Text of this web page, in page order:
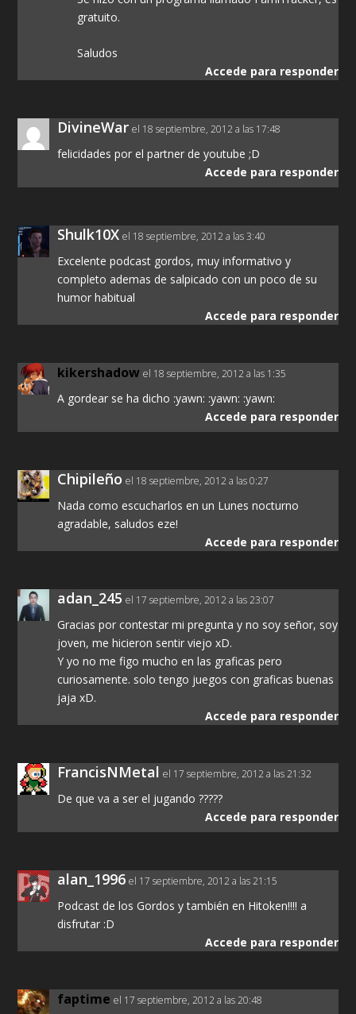
gratuito.
Saludos
Accede para responder
DivineWar el 18 septiembre, 2012 a las 17:48
felicidades por el partner de youtube ;D
Accede para responder
Shulk10X el 18 septiembre, 2012 a las 3:40
Excelente podcast gordos, muy informativo y
completo ademas de salpicado con un poco de su
humor habitual
Accede para responder
kikershadow el 18 septiembre, 2012 a las 1:35
A gordear se ha dicho :yawn: :yawn: :yawn:
Accede para responder
Chipileño el 18 septiembre, 2012 a las 0:27
Nada como escucharlos en un Lunes nocturno
agradable, saludos eze!
Accede para responder
adan_245 el 17 septiembre, 2012 a las 23:07
Gracias por contestar mi pregunta y no soy señor, soy
joven, me hicieron sentir viejo xD.
Y yo no me figo mucho en las graficas pero
curiosamente. solo tengo juegos con graficas buenas
jaja xD.
Accede para responder
FrancisNMetal el 17 septiembre, 2012 a las 21:32
De que va a ser el jugando ?????
Accede para responder
alan_1996 el 17 septiembre, 2012 a las 21:15
Podcast de los Gordos y también en Hitoken!!!! a
disfrutar :D
Accede para responder
faptime el 17 septiembre, 2012 a las 20:48